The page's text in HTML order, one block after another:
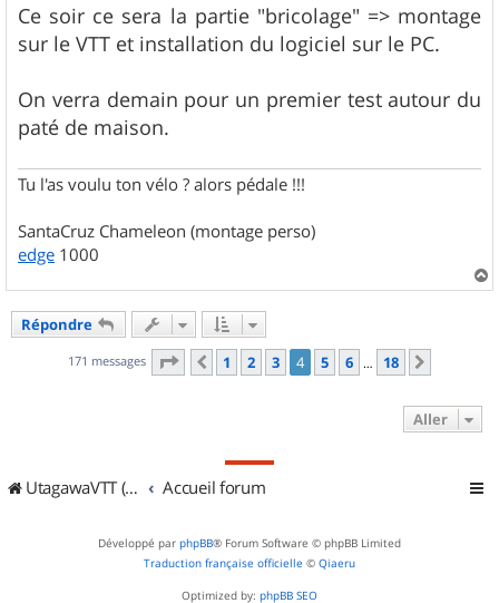
Ce soir ce sera la partie "bricolage" => montage
sur le VTT et installation du logiciel sur le PC.
On verra demain pour un premier test autour du
paté de maison.
Tu l'as voulu ton vélo ? alors pédale !!!
SantaCruz Chameleon (montage perso)
edge 1000
a
Répondre
171 messages Page 4sur
Précédent
1 2 3 4 5 6 … 18
Aller
UtagawaVTT (Randos VTT et VTTAE avec traces GPS) Accueil forum
Développé par phpBB® Forum Software © phpBB Limited
Traduction française officielle © Qiaeru
Optimized by: phpBB SEO